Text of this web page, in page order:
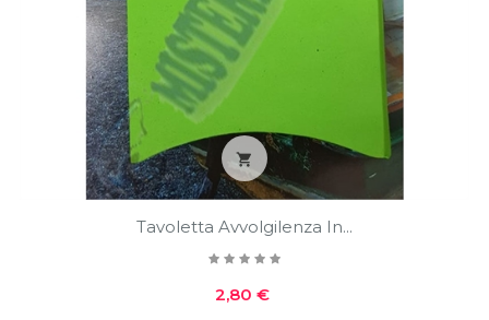

Tavoletta Avvolgilenza In...
Prezzo
2,80 €